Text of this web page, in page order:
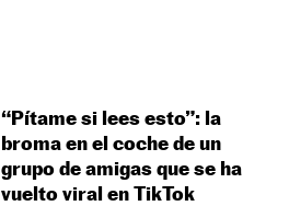
“Pítame si lees esto”: la
broma en el coche de un
grupo de amigas que se ha
vuelto viral en TikTok